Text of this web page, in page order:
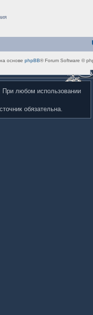
основе phpBB® Forum Software ©
При любом использовании
обязательна.